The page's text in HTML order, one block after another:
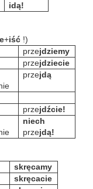
idą!
+iść !)
przejdziemy
przejdziecie
przejdą
przejdźcie!
niech
przejdą!
skręcamy
skręcacie